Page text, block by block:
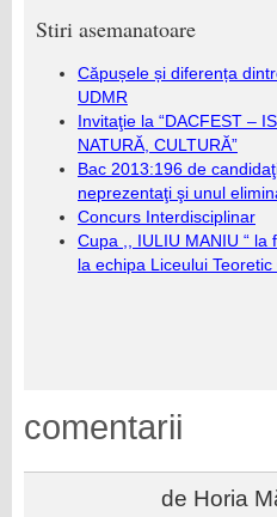
Stiri asemanatoare
Căpușele și diferența
UDMR
Invitaţie la “DACFEST –
NATURĂ, CULTURĂ”
Bac 2013:196 de
neprezentaţi şi unul
Concurs Interdisciplinar
Cupa ,, IULIU MANIU “ la
la echipa Liceului Teoretic
comentarii
de Horia